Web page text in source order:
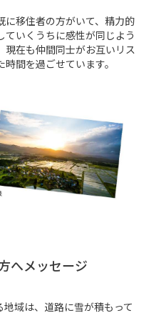
に移住者の方がいて、精力的
いくうちに感性が同じよう
現在も仲間同士がお互いリス
間を過ごせています。
へメッセージ
域は、道路に雪が積もって